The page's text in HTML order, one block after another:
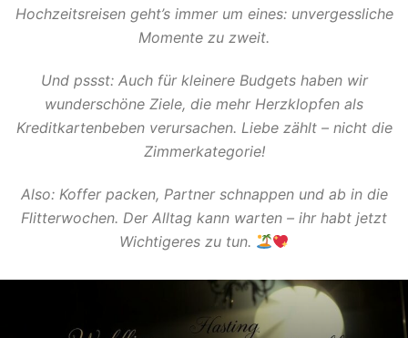
Hochzeitsreisen geht’s immer um eines: unvergessliche
Momente zu zweit.
Und pssst: Auch für kleinere Budgets haben wir
wunderschöne Ziele, die mehr Herzklopfen als
Kreditkartenbeben verursachen. Liebe zählt – nicht die
Zimmerkategorie!
Also: Koffer packen, Partner schnappen und ab in die
Flitterwochen. Der Alltag kann warten – ihr habt jetzt
Wichtigeres zu tun.